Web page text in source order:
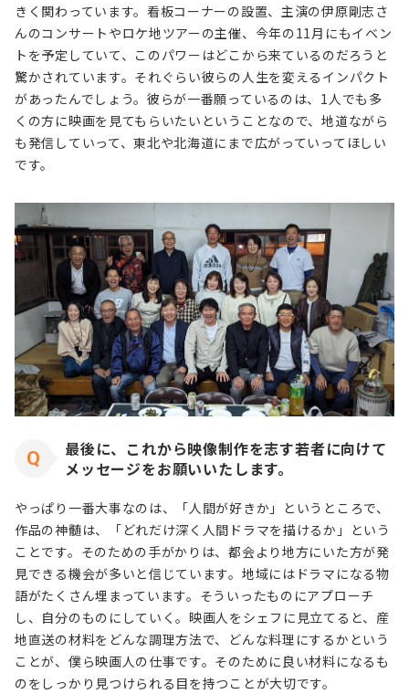
きく関わっています。看板コーナーの設置、主演の伊原剛志さ
んのコンサートやロケ地ツアーの主催、今年の11月にもイベン
トを予定していて、このパワーはどこから来ているのだろうと
驚かされています。それぐらい彼らの人生を変えるインパクト
があったんでしょう。彼らが一番願っているのは、1人でも多
くの方に映画を見てもらいたいということなので、地道ながら
も発信していって、東北や北海道にまで広がっていってほしい
です。
最後に、これから映像制作を志す若者に向けて
メッセージをお願いいたします。
やっぱり一番大事なのは、「人間が好きか」というところで、
作品の神髄は、「どれだけ深く人間ドラマを描けるか」という
ことです。そのための手がかりは、都会より地方にいた方が発
見できる機会が多いと信じています。地域にはドラマになる物
語がたくさん埋まっています。そういったものにアプローチ
し、自分のものにしていく。映画人をシェフに見立てると、産
地直送の材料をどんな調理方法で、どんな料理にするかという
ことが、僕ら映画人の仕事です。そのために良い材料になるも
のをしっかり見つけられる目を持つことが大切です。